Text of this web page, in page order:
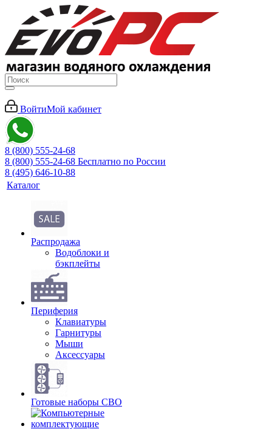
ВойтиМой кабинет
8 (800) 555-24-68
8 (800) 555-24-68 Бесплатно по России
8 (495) 646-10-88
Каталог
Распродажа
Водоблоки и
бэкплейты
Периферия
Клавиатуры
Гарнитуры
Мыши
Аксессуары
Готовые наборы СВО